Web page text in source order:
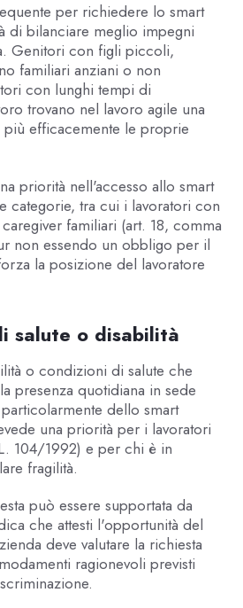
per richiedere lo smart
di bilanciare meglio impegni
Genitori con figli piccoli,
familiari anziani o non
con lunghi tempi di
trovano nel lavoro agile una
efficacemente le proprie
priorità nell'accesso allo smart
categorie, tra cui i lavoratori con
familiari (art. 18, comma
non essendo un obbligo per il
la posizione del lavoratore
salute o disabilità
o condizioni di salute che
presenza quotidiana in sede
dello smart
una priorità per i lavoratori
104/1992) e per chi è in
fragilità.
può essere supportata da
che attesti l'opportunità del
deve valutare la richiesta
ragionevoli previsti